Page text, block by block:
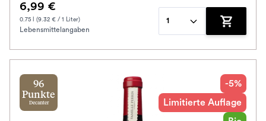
6,99 €
0.75 l (9.32 € / 1 Liter)
Lebensmittelangaben
1
Zum
96
Punkte
Decanter
-5%
Limitierte Auflage